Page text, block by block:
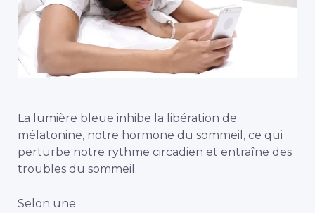
La lumière bleue inhibe la libération de
mélatonine, notre hormone du sommeil, ce qui
perturbe notre rythme circadien et entraîne des
troubles du sommeil.
Selon une